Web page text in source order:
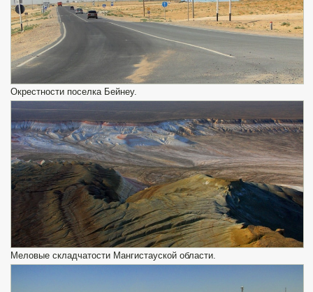
Окрестности поселка Бейнеу.
Меловые складчатости Мангистауской области.